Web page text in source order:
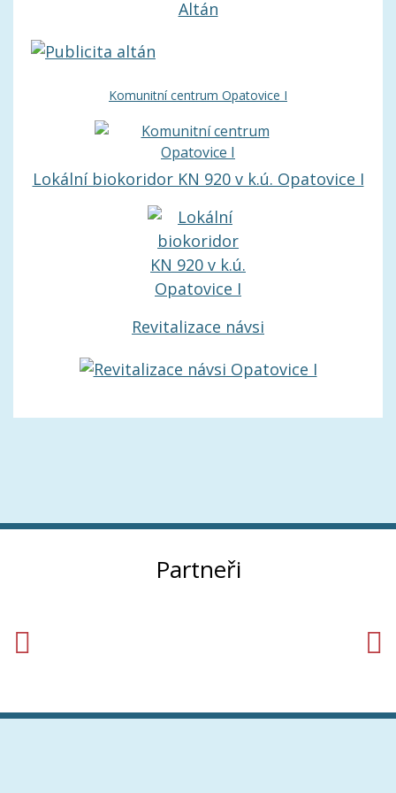
Altán
Komunitní centrum Opatovice I
Lokální biokoridor KN 920 v k.ú. Opatovice I
Revitalizace návsi
Partneři